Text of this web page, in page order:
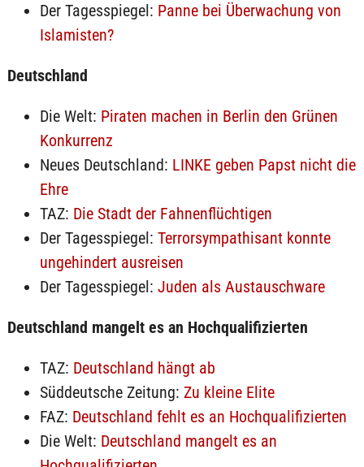
Der Tagesspiegel: Panne bei Überwachung von
Islamisten?
Deutschland
Die Welt: Piraten machen in Berlin den Grünen
Konkurrenz
Neues Deutschland: LINKE geben Papst nicht die
Ehre
TAZ: Die Stadt der Fahnenflüchtigen
Der Tagesspiegel: Terrorsympathisant konnte
ungehindert ausreisen
Der Tagesspiegel: Juden als Austauschware
Deutschland mangelt es an Hochqualifizierten
TAZ: Deutschland hängt ab
Süddeutsche Zeitung: Zu kleine Elite
FAZ: Deutschland fehlt es an Hochqualifizierten
Die Welt: Deutschland mangelt es an